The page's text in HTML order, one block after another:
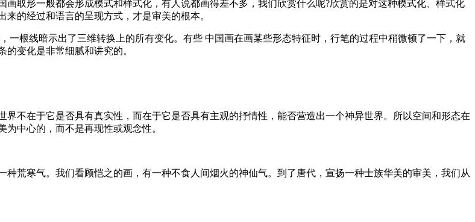
取形一般都会形成模式和样式化，有人说都画得差不多，我们欣赏什么呢?欣赏的是对这种模式化、样式化
的经过和语言的呈现方式，才是审美的根本。
根线暗示出了三维转换上的所有变化。有些 中国画在画某些形态特征时，行笔的过程中稍微顿了一下，就
变化是非常细腻和讲究的。
不在于它是否具有真实性，而在于它是否具有主观的抒情性，能否营造出一个神异世界。所以空间和形态在
中心的，而不是再现性或观念性。
荒寒气。我们看顾恺之的画，有一种不食人间烟火的神仙气。到了唐代，宣扬一种士族华美的审美，我们从